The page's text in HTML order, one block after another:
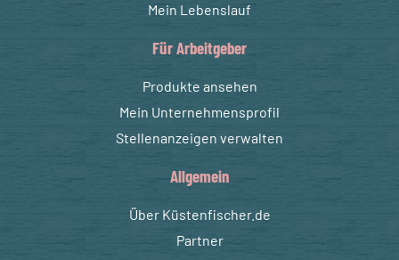
Mein Lebenslauf
Für Arbeitgeber
Produkte ansehen
Mein Unternehmensprofil
Stellenanzeigen verwalten
Allgemein
Über Küstenfischer.de
Partner